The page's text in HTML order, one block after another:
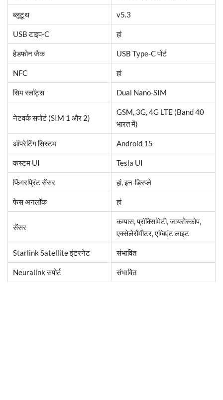
ब्लूटूथ v5.3
USB टाइप-C हां
हेडफोन जैक USB Type-C पोर्ट
NFC हां
सिम स्लॉट्स Dual Nano-SIM
नेटवर्क सपोर्ट (SIM 1 और 2)
GSM, 3G, 4G LTE (Band 40
भारत में)
ऑपरेटिंग सिस्टम Android 15
कस्टम UI Tesla UI
फिंगरप्रिंट सेंसर हां, इन-डिस्प्ले
फेस अनलॉक हां
सेंसर
कम्पास, प्रॉक्सिमिटी, जायरोस्कोप,
एक्सेलेरोमीटर, एम्बिएंट लाइट
Starlink Satellite इंटरनेट संभावित
Neuralink सपोर्ट संभावित